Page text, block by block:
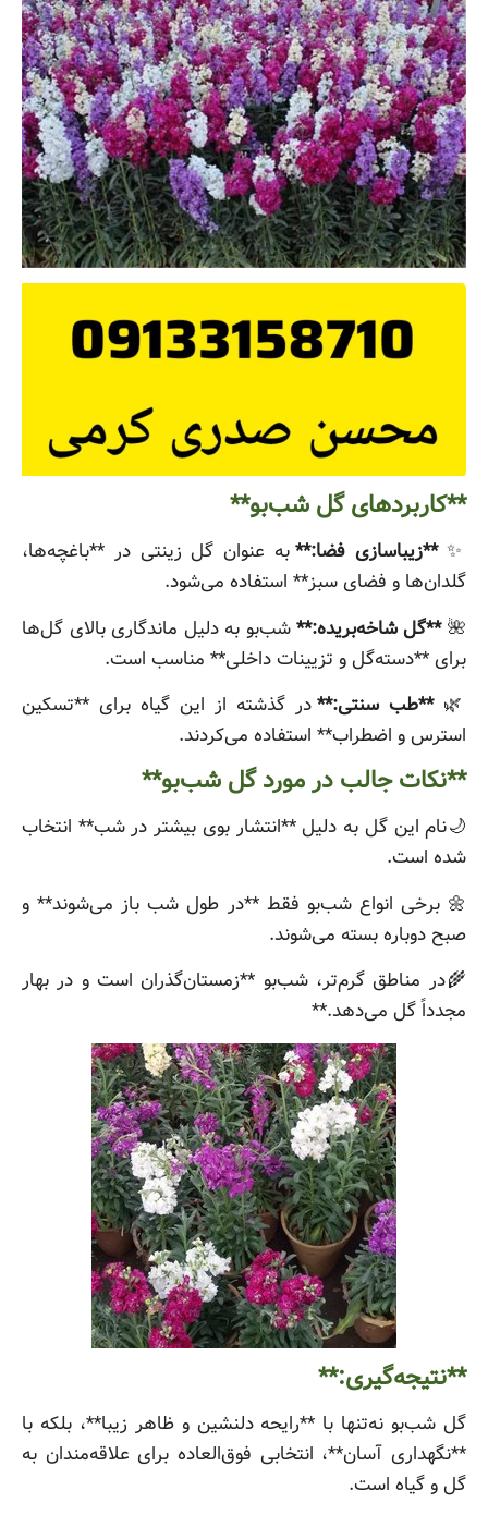
**کاربردهای گل شب‌بو**
✨**زیباسازی فضا:**به عنوان گل زینتی در **باغچه‌ها،
گلدان‌ها و فضای سبز** استفاده می‌شود.
🌺**گل شاخه‌بریده:**شب‌بو به دلیل ماندگاری بالای گل‌ها
برای **دسته‌گل و تزیینات داخلی** مناسب است.
🌿**طب سنتی:**در گذشته از این گیاه برای **تسکین
استرس و اضطراب** استفاده می‌کردند.
**نکات جالب در مورد گل شب‌بو**
🌙نام این گل به دلیل **انتشار بوی بیشتر در شب** انتخاب
شده است.
🌼 برخی انواع شب‌بو فقط **در طول شب باز می‌شوند** و
صبح دوباره بسته می‌شوند.
🌾در مناطق گرم‌تر، شب‌بو **زمستان‌گذران است و در بهار
مجدداً گل می‌دهد.**
**نتیجه‌گیری:**
گل شب‌بو نه‌تنها با **رایحه دلنشین و ظاهر زیبا**، بلکه با
**نگهداری آسان**، انتخابی فوق‌العاده برای علاقه‌مندان به
گل و گیاه است.